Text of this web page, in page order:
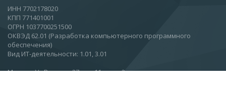
ИНН 7702178020
КПП 771401001
ОГРН 1037700251500
ОКВЭД 62.01 (Разработка компьютерного программного
обеспечения)
Вид ИТ-деятельности: 1.01, 3.01
Москва, Ул.Вятская, 27, стр 11, этаж 2.